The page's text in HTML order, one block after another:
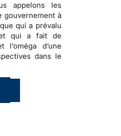
appelons les
gouvernement à
qui a prévalu
qui a fait de
l’oméga d’une
dans le